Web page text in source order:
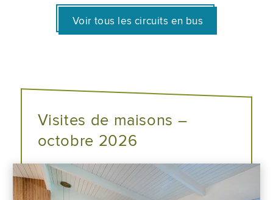
Voir tous les circuits en bus
Visites de maisons –
octobre 2026